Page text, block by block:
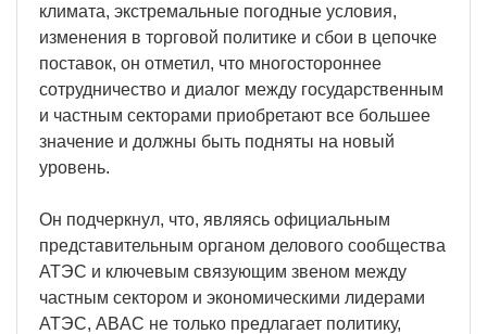
климата, экстремальные погодные условия,
изменения в торговой политике и сбои в цепочке
поставок, он отметил, что многостороннее
сотрудничество и диалог между государственным
и частным секторами приобретают все большее
значение и должны быть подняты на новый
уровень.
Он подчеркнул, что, являясь официальным
представительным органом делового сообщества
АТЭС и ключевым связующим звеном между
частным сектором и экономическими лидерами
АТЭС, ABAC не только предлагает политику,